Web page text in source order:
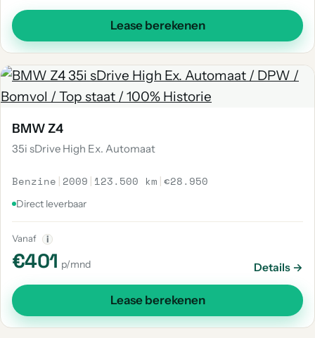
Lease berekenen
BMW Z4
35i sDrive High Ex. Automaat
Benzine | 2009 | 123.500 km |€28.950
Direct leverbaar
Vanaf i
€401 p/mnd Details →
Lease berekenen